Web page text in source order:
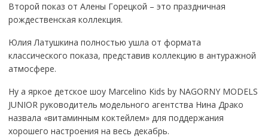
Второй показ от Алены Горецкой – это праздничная
рождественская коллекция.
Юлия Латушкина полностью ушла от формата
классического показа, представив коллекцию в антуражной
атмосфере.
Ну а яркое детское шоу Marcelino Kids by NAGORNY MODELS
JUNIOR руководитель модельного агентства Нина Драко
назвала «витаминным коктейлем» для поддержания
хорошего настроения на весь декабрь.